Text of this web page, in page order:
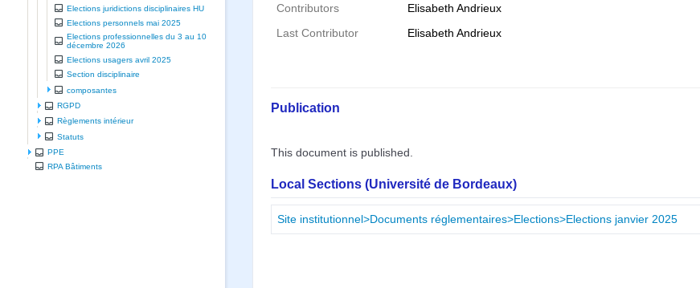
Elections juridictions disciplinaires HU
Elections personnels mai 2025
Elections professionnelles du 3 au 10
décembre 2026
Elections usagers avril 2025
Section disciplinaire
composantes
RGPD
Règlements intérieur
Statuts
PPE
RPA Bâtiments
Contributors Elisabeth Andrieux
Last Contributor Elisabeth Andrieux
Publication
This document is published.
Local Sections (Université de Bordeaux)
Site institutionnel>Documents réglementaires>Elections>Elections janvier 2025